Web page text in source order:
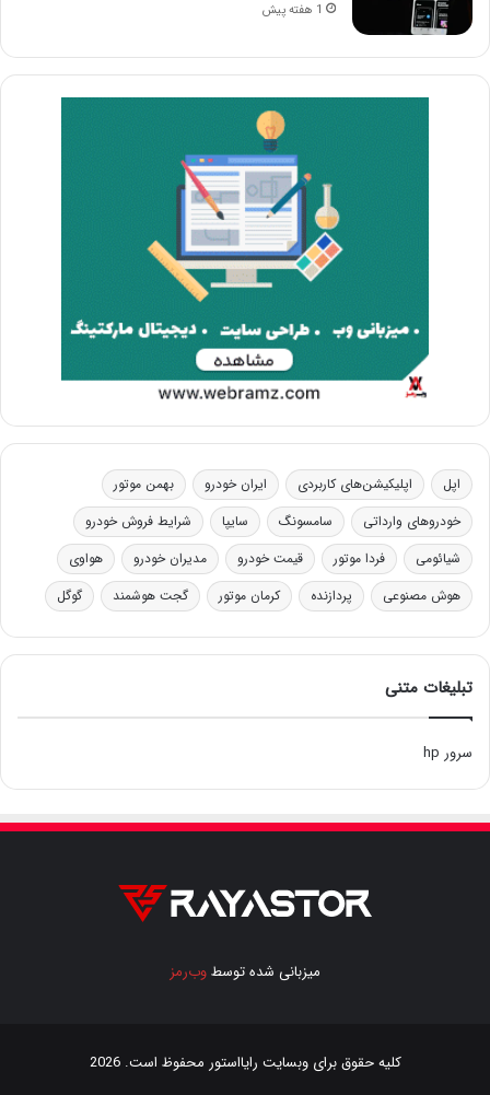
1 هفته پیش
اپل اپلیکیشن‌های کاربردی ایران خودرو
بهمن موتور
خودروهای وارداتی
سامسونگ سایپا
شرایط فروش خودرو
شیائومی
فردا موتور قیمت خودرو مدیران خودرو
هواوی
هوش مصنوعی
پردازنده کرمان موتور گجت هوشمند گوگل
تبلیغات متنی
سرور hp
میزبانی شده توسطوب‌رمز
کلیه حقوق برای وبسایت رایااستور محفوظ است. 2026